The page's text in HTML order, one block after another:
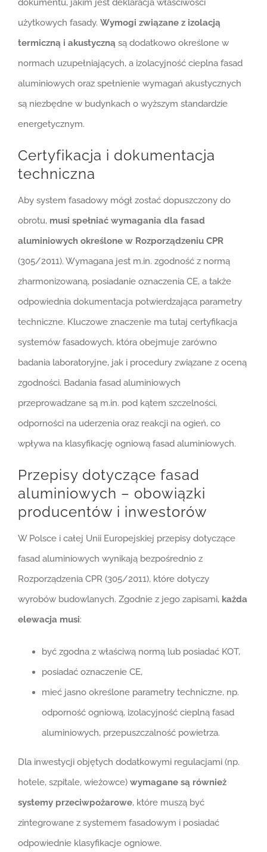
dokumentu, jakim jest deklaracja właściwości
użytkowych fasady. Wymogi związane z izolacją
termiczną i akustyczną są dodatkowo określone w
normach uzupełniających, a izolacyjność cieplna fasad
aluminiowych oraz spełnienie wymagań akustycznych
są niezbędne w budynkach o wyższym standardzie
energetycznym.
Certyfikacja i dokumentacja
techniczna
Aby system fasadowy mógł zostać dopuszczony do
obrotu, musi spełniać wymagania dla fasad
aluminiowych określone w Rozporządzeniu CPR
(305/2011). Wymagana jest m.in. zgodność z normą
zharmonizowaną, posiadanie oznaczenia CE, a także
odpowiednia dokumentacja potwierdzająca parametry
techniczne. Kluczowe znaczenie ma tutaj certyfikacja
systemów fasadowych, która obejmuje zarówno
badania laboratoryjne, jak i procedury związane z oceną
zgodności. Badania fasad aluminiowych
przeprowadzane są m.in. pod kątem szczelności,
odporności na uderzenia oraz reakcji na ogień, co
wpływa na klasyfikację ogniową fasad aluminiowych.
Przepisy dotyczące fasad
aluminiowych – obowiązki
producentów i inwestorów
W Polsce i całej Unii Europejskiej przepisy dotyczące
fasad aluminiowych wynikają bezpośrednio z
Rozporządzenia CPR (305/2011), które dotyczy
wyrobów budowlanych. Zgodnie z jego zapisami, każda
elewacja musi:
być zgodna z właściwą normą lub posiadać KOT,
posiadać oznaczenie CE,
mieć jasno określone parametry techniczne, np.
odporność ogniową, izolacyjność cieplną fasad
aluminiowych, przepuszczalność powietrza.
Dla inwestycji objętych dodatkowymi regulacjami (np.
hotele, szpitale, wieżowce) wymagane są również
systemy przeciwpożarowe, które muszą być
zintegrowane z systemem fasadowym i posiadać
odpowiednie klasyfikacje ogniowe.